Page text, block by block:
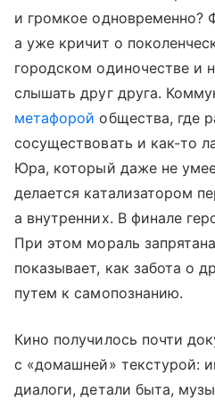
и громкое одновременно?
а уже кричит о
городском одиночестве и
слышать друг друга.
метафорой общества, где
сосуществовать и как-то
Юра, который даже не
делается катализатором
а внутренних. В финале
При этом мораль
показывает, как забота о
путем к самопознанию.
Кино получилось почти
с «домашней» текстурой:
диалоги, детали быта,